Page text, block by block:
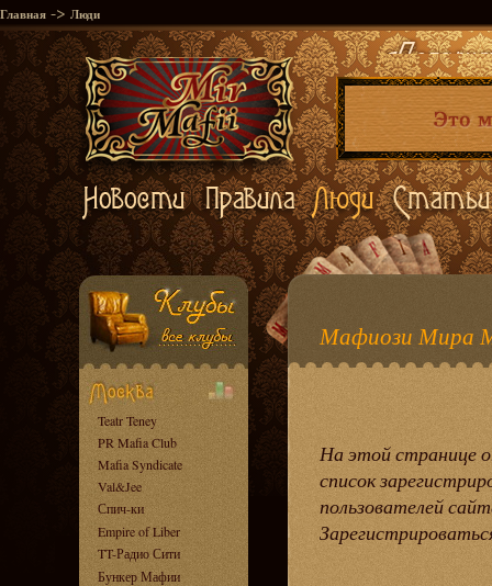
Главная -> Люди
Teatr Teney
PR Mafia Club
Mafia Syndicate
Val&Jee
Спич-ки
Empire of Liber
TT-Радио Сити
Бункер Мафии
Мафиози Мира
На этой странице
список
пользователей